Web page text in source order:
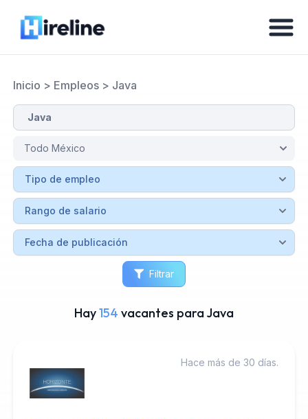
Inicio > Empleos> Java
Filtrar
Hay154 vacantes para Java
Hace más de 30 días.